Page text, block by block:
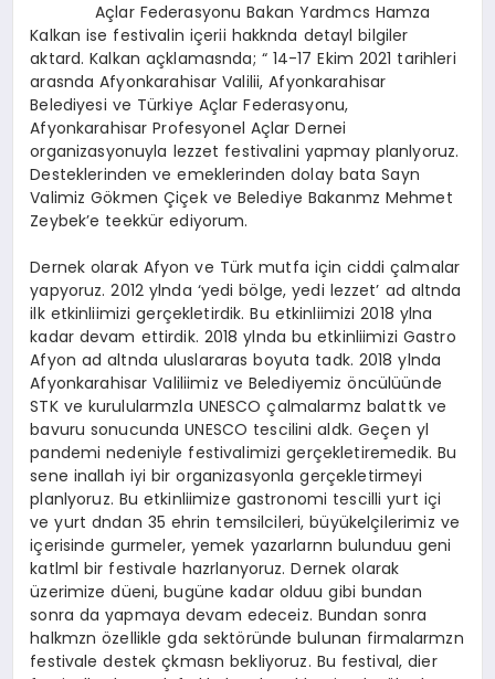
Açlar Federasyonu Bakan Yardmcs Hamza
Kalkan ise festivalin içerii hakknda detayl bilgiler
aktard. Kalkan açklamasnda; “ 14-17 Ekim 2021 tarihleri
arasnda Afyonkarahisar Valilii, Afyonkarahisar
Belediyesi ve Türkiye Açlar Federasyonu,
Afyonkarahisar Profesyonel Açlar Dernei
organizasyonuyla lezzet festivalini yapmay planlyoruz.
Desteklerinden ve emeklerinden dolay bata Sayn
Valimiz Gökmen Çiçek ve Belediye Bakanmz Mehmet
Zeybek’e teekkür ediyorum.
Dernek olarak Afyon ve Türk mutfa için ciddi çalmalar
yapyoruz. 2012 ylnda ‘yedi bölge, yedi lezzet’ ad altnda
ilk etkinliimizi gerçekletirdik. Bu etkinliimizi 2018 ylna
kadar devam ettirdik. 2018 ylnda bu etkinliimizi Gastro
Afyon ad altnda uluslararas boyuta tadk. 2018 ylnda
Afyonkarahisar Valiliimiz ve Belediyemiz öncülüünde
STK ve kurulularmzla UNESCO çalmalarmz balattk ve
bavuru sonucunda UNESCO tescilini aldk. Geçen yl
pandemi nedeniyle festivalimizi gerçekletiremedik. Bu
sene inallah iyi bir organizasyonla gerçekletirmeyi
planlyoruz. Bu etkinliimize gastronomi tescilli yurt içi
ve yurt dndan 35 ehrin temsilcileri, büyükelçilerimiz ve
içerisinde gurmeler, yemek yazarlarnn bulunduu geni
katlml bir festivale hazrlanyoruz. Dernek olarak
üzerimize düeni, bugüne kadar olduu gibi bundan
sonra da yapmaya devam edeceiz. Bundan sonra
halkmzn özellikle gda sektöründe bulunan firmalarmzn
festivale destek çkmasn bekliyoruz. Bu festival, dier